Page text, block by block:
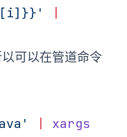
以可以在管道命令
xargs